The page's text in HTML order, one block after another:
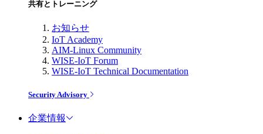
共有とトレーニング
お知らせ
IoT Academy
AIM-Linux Community
WISE-IoT Forum
WISE-IoT Technical Documentation
Security Advisory
企業情報